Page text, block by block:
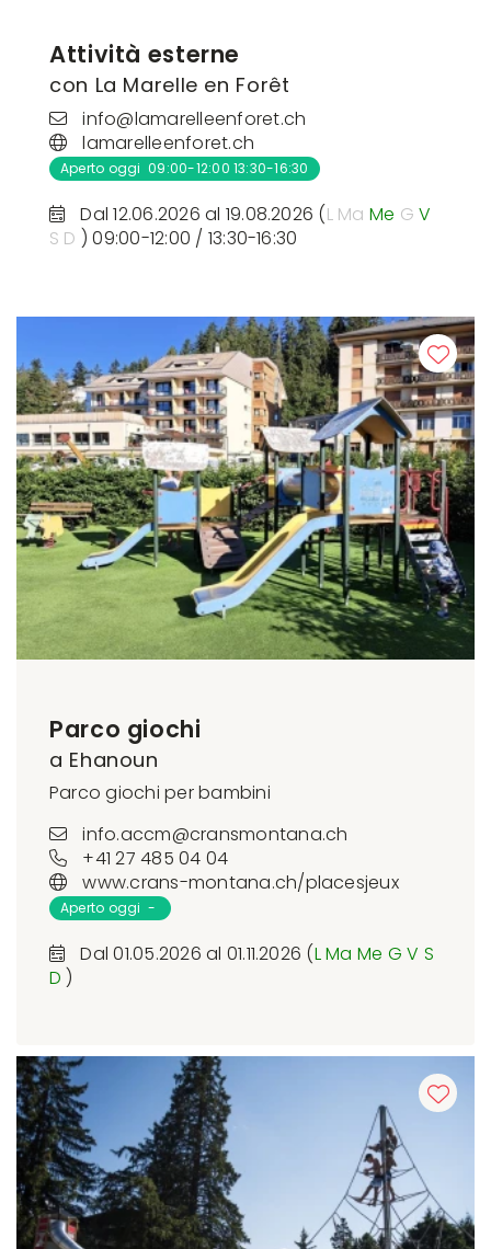
Attività esterne
con La Marelle en Forêt
info@lamarelleenforet.ch
lamarelleenforet.ch
Aperto oggi 09:00-12:00 13:30-16:30
Dal 12.06.2026 al 19.08.2026 (L Ma Me GV
S D ) 09:00-12:00 / 13:30-16:30
Parco giochi
a Ehanoun
Parco giochi per bambini
info.accm@cransmontana.ch
+41 27 485 04 04
www.crans-montana.ch/placesjeux
Aperto oggi -
Dal 01.05.2026 al 01.11.2026 (LMa Me GV S
D )